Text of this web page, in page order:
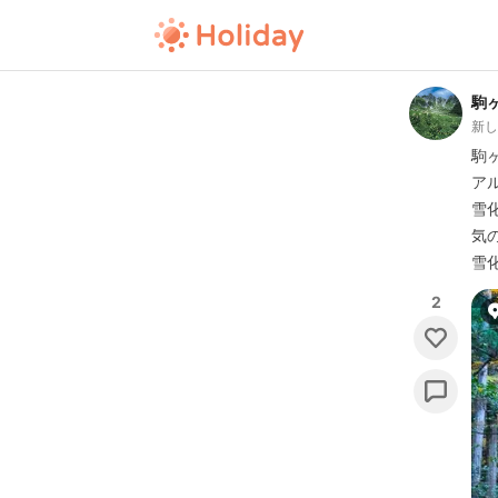
駒
新
駒
ア
雪
気
雪
2